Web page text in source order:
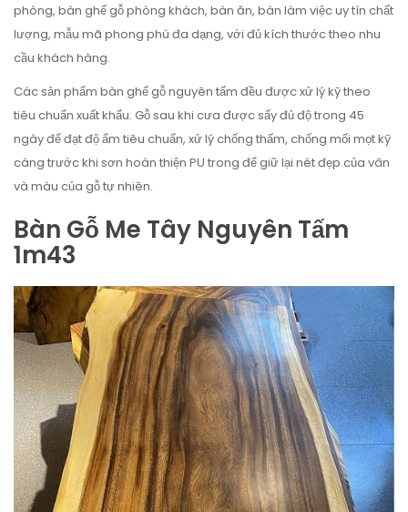
phòng, bàn ghế gỗ phòng khách, bàn ăn, bàn làm việc uy tín chất
lượng, mẫu mã phong phú đa dạng, với đủ kích thước theo nhu
cầu khách hàng.
Các sản phẩm bàn ghế gỗ nguyên tấm đều được xử lý kỹ theo
tiêu chuẩn xuất khẩu. Gỗ sau khi cưa được sấy đủ độ trong 45
ngày để đạt độ ẩm tiêu chuẩn, xử lý chống thấm, chống mối mọt kỹ
càng trước khi sơn hoàn thiện PU trong để giữ lại nét đẹp của vân
và màu của gỗ tự nhiên.
Bàn Gỗ Me Tây Nguyên Tấm
1m43